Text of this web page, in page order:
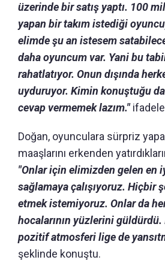
üzerinde bir satış yaptı. 100
yapan bir takım istediği
elimde şu an istesem
daha oyuncum var. Yani bu
rahatlatıyor. Onun dışında
uyduruyor. Kimin konuştuğu
cevap vermemek lazım."
Doğan, oyunculara sürpriz
maaşlarını erkenden
"Onlar için elimizden gelen en
sağlamaya çalışıyoruz. Hiçbir
etmek istemiyoruz. Onlar da
hocalarının yüzlerini
pozitif atmosferi lige de
şeklinde konuştu.